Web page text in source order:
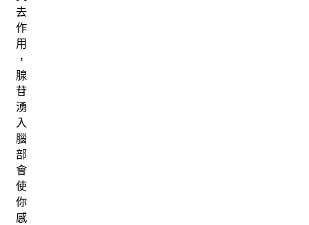
去
作
用
，
腺
苷
湧
入
腦
部
會
使
你
感